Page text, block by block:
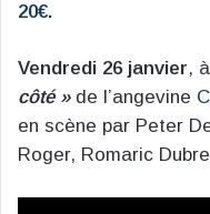
20€.
Vendredi 26 janvier,
côté »de l’angevine
en scène par Peter
Roger, Romaric